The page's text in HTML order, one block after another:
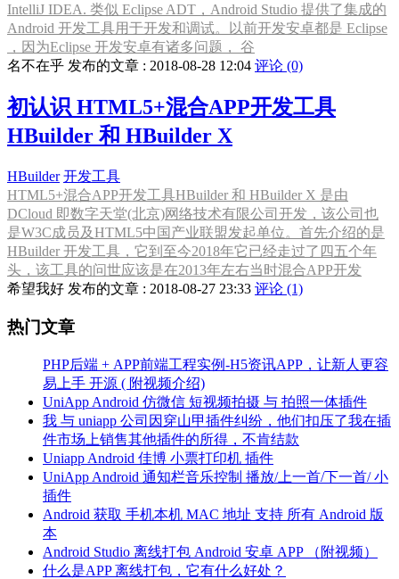
IntelliJ IDEA. 类似 Eclipse ADT，Android Studio 提供了集成的
Android 开发工具用于开发和调试。以前开发安卓都是 Eclipse
，因为Eclipse 开发安卓有诸多问题， 谷
名不在乎 发布的文章 : 2018-08-28 12:04 评论 (0)
初认识 HTML5+混合APP开发工具
HBuilder 和 HBuilder X
HBuilder 开发工具
HTML5+混合APP开发工具HBuilder 和 HBuilder X 是由
DCloud 即数字天堂(北京)网络技术有限公司开发，该公司也
是W3C成员及HTML5中国产业联盟发起单位。首先介绍的是
HBuilder 开发工具，它到至今2018年它已经走过了四五个年
头，该工具的问世应该是在2013年左右当时混合APP开发
希望我好 发布的文章 : 2018-08-27 23:33 评论 (1)
热门文章
PHP后端 + APP前端工程实例-H5资讯APP，让新人更容
易上手 开源 ( 附视频介绍)
UniApp Android 仿微信 短视频拍摄 与 拍照一体插件
我 与 uniapp 公司因穿山甲插件纠纷，他们扣压了我在插
件市场上销售其他插件的所得，不肯结款
Uniapp Android 佳博 小票打印机 插件
UniApp Android 通知栏音乐控制 播放/上一首/下一首/ 小
插件
Android 获取 手机本机 MAC 地址 支持 所有 Android 版
本
Android Studio 离线打包 Android 安卓 APP （附视频）
什么是APP 离线打包，它有什么好处？